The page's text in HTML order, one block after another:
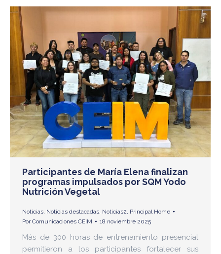
Participantes de María Elena finalizan
programas impulsados por SQM Yodo
Nutrición Vegetal
Noticias Noticias destacadas Noticias2 Principal Home
PorComunicaciones CEIM 18 noviembre 2025
Más de 300 horas de entrenamiento presencial
permitieron a los participantes fortalecer sus